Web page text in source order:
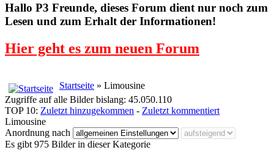
Hallo P3 Freunde, dieses Forum dient nur noch zum
Lesen und zum Erhalt der Informationen!
Hier geht es zum neuen Forum
Startseite » Limousine
Zugriffe auf alle Bilder bislang: 45.050.110
TOP 10: Zuletzt hinzugekommen - Zuletzt kommentiert
Limousine
Anordnung nach
Es gibt 975 Bilder in dieser Kategorie